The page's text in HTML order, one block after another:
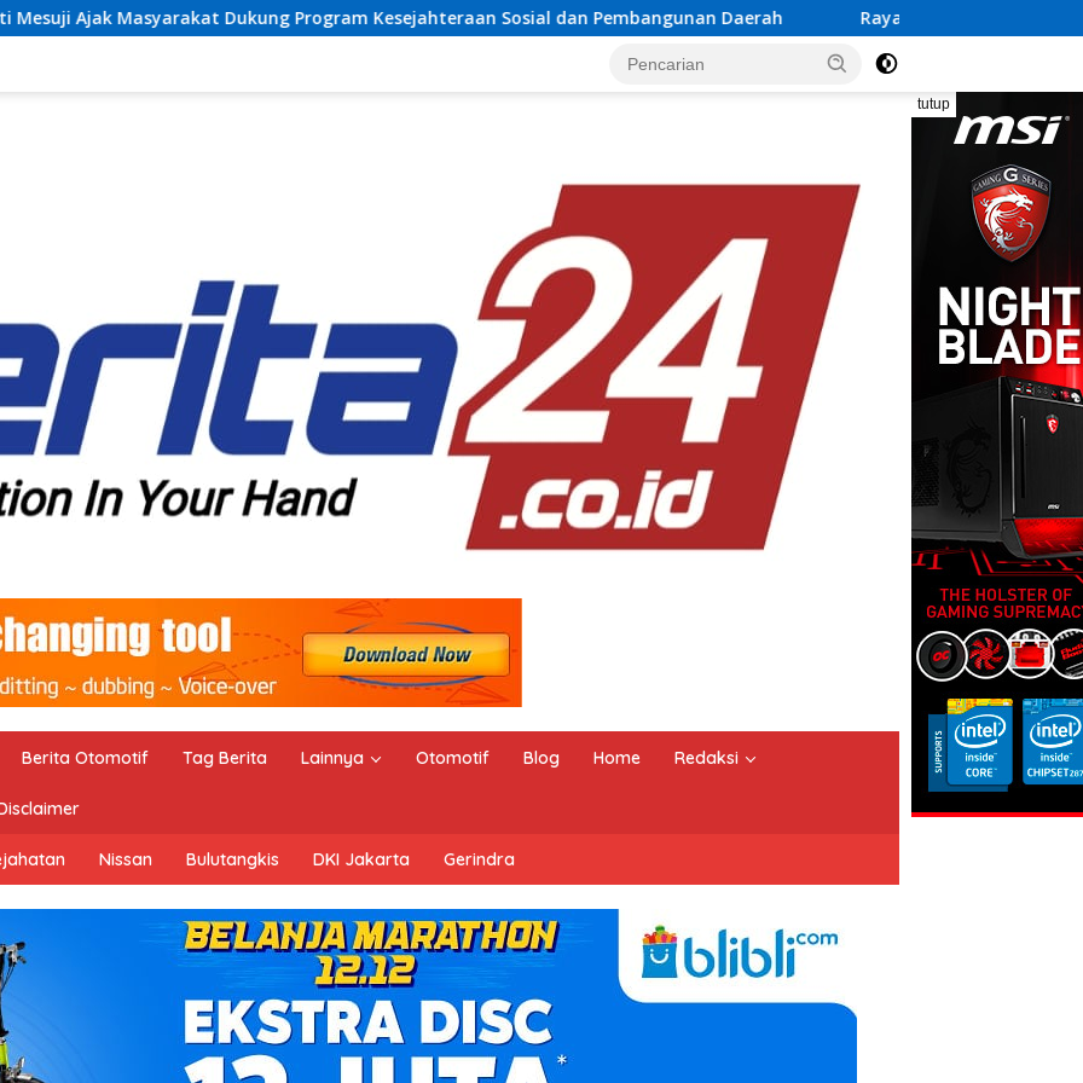
Dukung Program Kesejahteraan Sosial dan Pembangunan Daerah Rayakan Semangat Kemerdekaan Bersama
tutup
Berita Otomotif Tag Berita Lainnya Otomotif Blog Home Redaksi
Nissan Bulutangkis DKI Jakarta Gerindra